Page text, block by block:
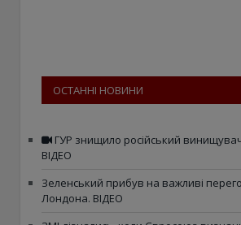
ОСТАННІ НОВИНИ
ГУР знищило російський
ВІДЕО
Зеленський прибув на важливі
Лондона. ВІДЕО